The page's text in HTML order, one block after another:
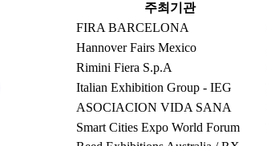
주최기관
FIRA BARCELONA
Hannover Fairs Mexico
Rimini Fiera S.p.A
Italian Exhibition Group - IEG
ASOCIACION VIDA SANA
Smart Cities Expo World Forum